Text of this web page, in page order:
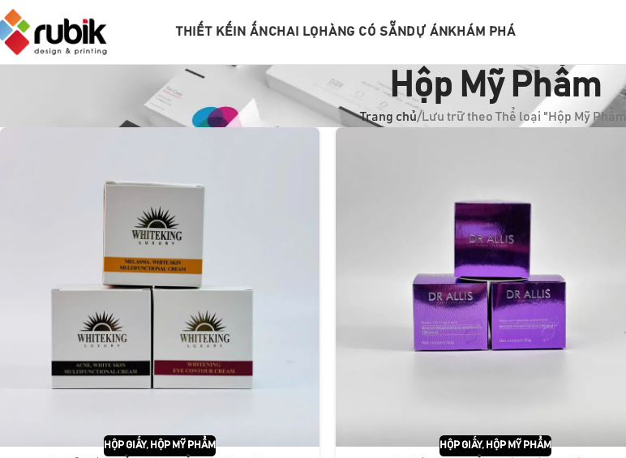
THIẾT KẾ IN ẤN CHAI LỌ HÀNG CÓ SẴN DỰ ÁN KHÁM PHÁ
Hộp Mỹ Phẩm
Trang chủ Lưu trữ theo Thể loại "Hộp Mỹ Phẩm"
HỘP GIẤY, HỘP MỸ PHẨM HỘP GIẤY, HỘP MỸ PHẨM